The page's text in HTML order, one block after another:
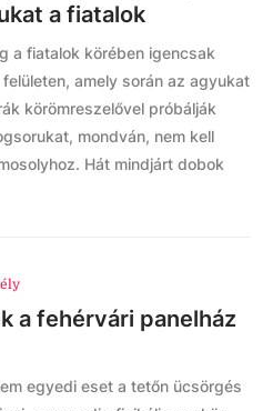
a fiatalok
a fiatalok körében igencsak
amely során az agyukat
körömreszelővel próbálják
mondván, nem kell
Hát mindjárt dobok
a fehérvári panelház
egyedi eset a tetőn ücsörgés